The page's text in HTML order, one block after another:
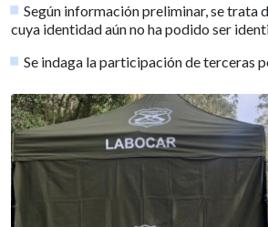
Según información preliminar, se trata
cuya identidad aún no ha podido ser
Se indaga la participación de terceras